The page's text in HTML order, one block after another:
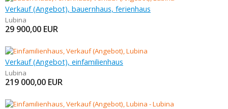
Verkauf (Angebot), bauernhaus, ferienhaus
Lubina
29 900,00 EUR
Verkauf (Angebot), einfamilienhaus
Lubina
219 000,00 EUR